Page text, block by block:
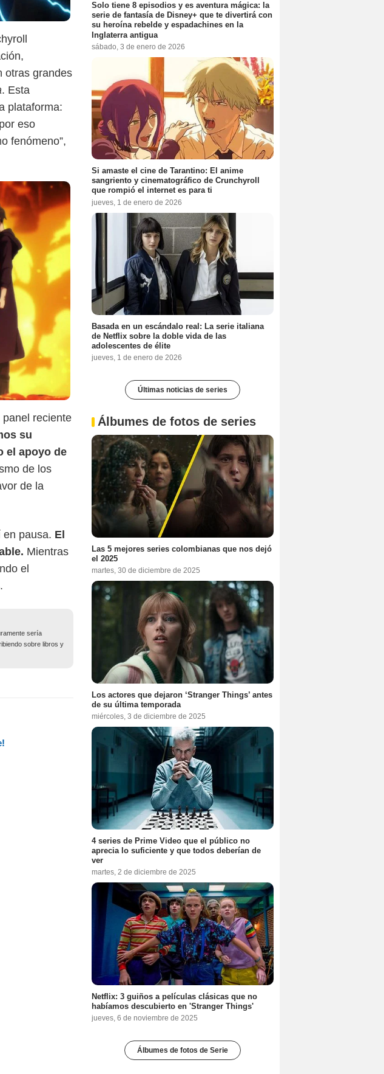
otras grandes
. Esta
plataforma:
eso
fenómeno”,
reciente
su
el apoyo de
de los
de la
en pausa. El
Mientras
el
sería
sobre libros y
Solo tiene 8 episodios y es aventura mágica: la
serie de fantasía de Disney+ que te divertirá con
su heroína rebelde y espadachines en la
Inglaterra antigua
sábado, 3 de enero de 2026
Si amaste el cine de Tarantino: El anime
sangriento y cinematográfico de Crunchyroll
que rompió el internet es para ti
jueves, 1 de enero de 2026
Basada en un escándalo real: La serie italiana
de Netflix sobre la doble vida de las
adolescentes de élite
jueves, 1 de enero de 2026
Últimas noticias de series
Álbumes de fotos de series
Las 5 mejores series colombianas que nos dejó
el 2025
martes, 30 de diciembre de 2025
Los actores que dejaron ‘Stranger Things’ antes
de su última temporada
miércoles, 3 de diciembre de 2025
4 series de Prime Video que el público no
aprecia lo suficiente y que todos deberían de
ver
martes, 2 de diciembre de 2025
Netflix: 3 guiños a películas clásicas que no
habíamos descubierto en 'Stranger Things'
jueves, 6 de noviembre de 2025
Álbumes de fotos de Serie